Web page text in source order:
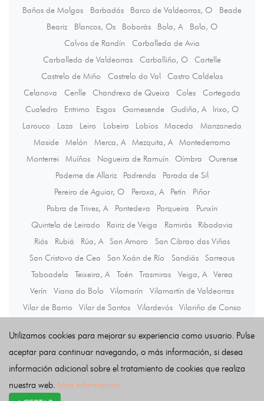
Baños de Molgas
Barbadás Barco de Valdeorras, O
Beade
Beariz
Blancos, Os Boborás Bola, A
Bolo, O
Calvos de Randín
Carballeda de Avia
Carballeda de Valdeorras
Carballiño, O
Cartelle
Castrelo de Miño
Castrelo do Val
Castro Caldelas
Celanova
Cenlle Chandrexa de Queixa Coles
Cortegada
Cualedro
Entrimo Esgos Gomesende Gudiña, A
Irixo, O
Larouco
Laza Leiro Lobeira Lobios Maceda
Manzaneda
Maside
Melón Merca, A Mezquita, A
Montederramo
Monterrei
Muíños Nogueira de Ramuín Oímbra
Ourense
Paderne de Allariz
Padrenda
Parada de Sil
Pereiro de Aguiar, O
Peroxa, A Petín
Piñor
Pobra de Trives, A
Pontedeva Porqueira
Punxín
Quintela de Leirado
Rairiz de Veiga Ramirás
Ribadavia
Riós
Rubiá Rúa, A San Amaro
San Cibrao das Viñas
San Cristovo de Cea
San Xoán de Río Sandiás
Sarreaus
Taboadela
Teixeira, A Toén Trasmiras Veiga, A
Verea
Verín
Viana do Bolo Vilamarín
Vilamartín de Valdeorras
Vilar de Barrio
Vilar de Santos Vilardevós
Vilariño de Conso
Xunqueira de Espadanedo
Utilizamos cookies para mejorar su experiencia como usuario. Pulse
aceptar para continuar navegando, o más información, si desea
información adicional sobre el tratamiento de cookies que realiza
nuestra web. Más información